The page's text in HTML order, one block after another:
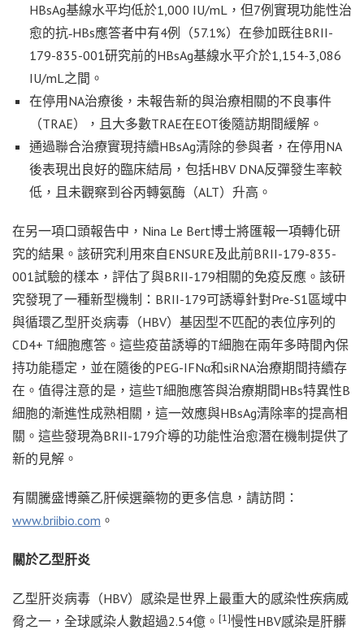
HBsAg基線水平均低於1,000 IU/mL，但7例實現功能性治
愈的抗‑HBs應答者中有4例（57.1%）在參加既往BRII-
179-835-001研究前的HBsAg基線水平介於1,154-3,086
IU/mL之間。
在停用NA治療後，未報告新的與治療相關的不良事件
（TRAE），且大多數TRAE在EOT後隨訪期間緩解。
通過聯合治療實現持續HBsAg清除的參與者，在停用NA
後表現出良好的臨床結局，包括HBV DNA反彈發生率較
低，且未觀察到谷丙轉氨酶（ALT）升高。
在另一項口頭報告中，Nina Le Bert博士將匯報一項轉化研
究的結果。該研究利用來自ENSURE及此前BRII-179-835-
001試驗的樣本，評估了與BRII-179相關的免疫反應。該研
究發現了一種新型機制：BRII-179可誘導針對Pre-S1區域中
與循環乙型肝炎病毒（HBV）基因型不匹配的表位序列的
CD4+ T細胞應答。這些疫苗誘導的T細胞在兩年多時間內保
持功能穩定，並在隨後的PEG-IFNα和siRNA治療期間持續存
在。值得注意的是，這些T細胞應答與治療期間HBs特異性B
細胞的漸進性成熟相關，這一效應與HBsAg清除率的提高相
關。這些發現為BRII-179介導的功能性治愈潛在機制提供了
新的見解。
有關騰盛博藥乙肝候選藥物的更多信息，請訪問：
www.briibio.com 。
關於乙型肝炎
乙型肝炎病毒（HBV）感染是世界上最重大的感染性疾病威
脅之一，全球感染人數超過2.54億。 [1]慢性HBV感染是肝髒